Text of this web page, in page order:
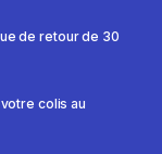
de retour de 30
colis au